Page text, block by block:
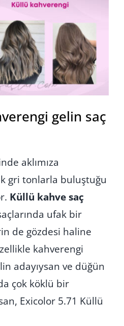
gelin saç
aklımıza
gri tonlarla buluştuğu
Küllü kahve saç
ufak bir
de gözdesi haline
kahverengi
adayıysan ve düğün
çok köklü bir
Exicolor 5.71 Küllü